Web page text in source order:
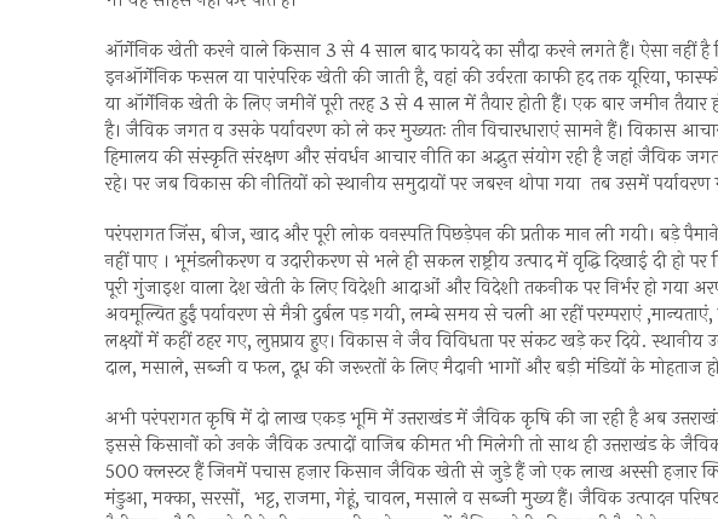
ऑर्गेनिक खेती करने वाले किसान 3 से 4 साल बाद फायदे का सौदा करने लगते हैं। ऐसा नहीं है
इनऑर्गेनिक फसल या पारंपरिक खेती की जाती है, वहां की उर्वरता काफी हद तक यूरिया,
या ऑर्गेनिक खेती के लिए जमीनें पूरी तरह 3 से 4 साल में तैयार होती हैं। एक बार जमीन तैयार
है। जैविक जगत व उसके पर्यावरण को ले कर मुख्यतः तीन विचारधाराएं सामने हैं। विकास
हिमालय की संस्कृति संरक्षण और संवर्धन आचार नीति का अद्भुत संयोग रही है जहां जैविक
रहे। पर जब विकास की नीतियों को स्थानीय समुदायों पर जबरन थोपा गया तब उसमें पर्यावरण
परंपरागत जिंस, बीज, खाद और पूरी लोक वनस्पति पिछड़ेपन की प्रतीक मान ली गयी। बड़े
नहीं पाए । भूमंडलीकरण व उदारीकरण से भले ही सकल राष्ट्रीय उत्पाद में वृद्धि दिखाई दी हो
पूरी गुंजाइश वाला देश खेती के लिए विदेशी आदाओं और विदेशी तकनीक पर निर्भर हो गया
अवमूल्यित हुईं पर्यावरण से मैत्री दुर्बल पड़ गयी, लम्बे समय से चली आ रहीं परम्पराएं
लक्ष्यों में कहीं ठहर गए, लुप्तप्राय हुए। विकास ने जैव विविधता पर संकट खड़े कर दिये. स्थानीय
दाल, मसाले, सब्जी व फल, दूध की जरूरतों के लिए मैदानी भागों और बड़ी मंडियों के मोहताज
अभी परंपरागत कृषि में दो लाख एकड़ भूमि में उत्तराखंड में जैविक कृषि की जा रही है अब
इससे किसानों को उनके जैविक उत्पादों वाजिब कीमत भी मिलेगी तो साथ ही उत्तराखंड के जैविक
500 क्लस्टर हैं जिनमें पचास हज़ार किसान जैविक खेती से जुड़े हैं जो एक लाख अस्सी हज़ार
मंडुआ, मक्का, सरसों, भट्ट, राजमा, गेहूं, चावल, मसाले व सब्जी मुख्य हैं। जैविक उत्पादन